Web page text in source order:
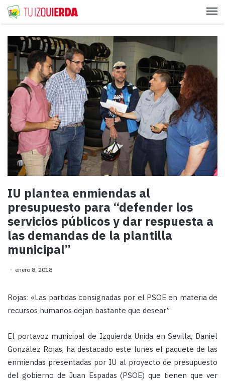
IU plantea enmiendas al
presupuesto para “defender los
servicios públicos y dar respuesta a
las demandas de la plantilla
municipal”
enero 8, 2018
Rojas: «Las partidas consignadas por el PSOE en materia de
recursos humanos dejan bastante que desear”
El portavoz municipal de Izquierda Unida en Sevilla, Daniel
González Rojas, ha destacado este lunes el paquete de las
enmiendas presentadas por IU al proyecto de presupuesto
del gobierno de Juan Espadas (PSOE) que tienen que ver